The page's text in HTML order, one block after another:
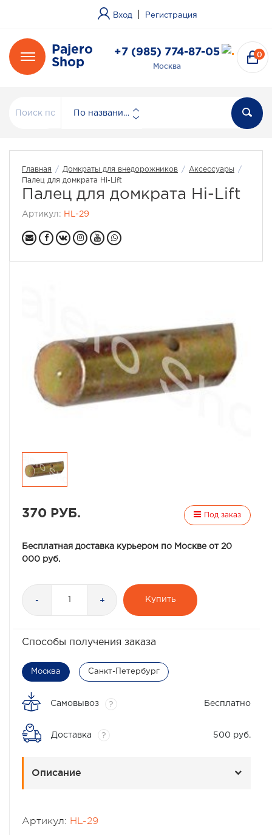
Вход Регистрация
Pajero
Shop
+7 (985) 774-87-05
Москва
0
По названию
Главная / Домкраты для внедорожников / Аксессуары
/
Палец для домкрата Hi-Lift
Палец для домкрата Hi-Lift
Артикул: HL-29
370 РУБ. Под заказ
Бесплатная доставка курьером по Москве от 20
000 руб.
- + Купить
Способы получения заказа
Москва Санкт-Петербург
Самовывоз ? Бесплатно
Доставка ? 500 руб.
Описание
Артикул: HL-29